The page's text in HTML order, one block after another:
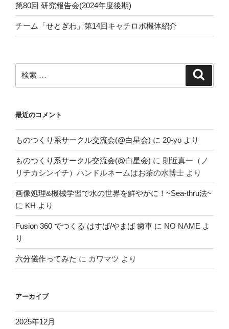
第80回 研究報告会(2024年度後期)
チーム「せとぎわ」第14回キャチロボ機体紹介
索:
最近のコメント
ものつくり系サークル交流会(@白星会) に 20-yo より
ものつくり系サークル交流会(@白星会) に 則近真一（ノ
リチカシンイチ）ハンドルネームはお茶の水博士 より
画像処理&機械学習で水の世界を鮮やかに！~Sea-thru法~
に KH より
Fusion 360 でつくる はすば/やまば 歯車 に NO NAME よ
り
六分儀作ってみた に カワマツ より
アーカイブ
2025年12月